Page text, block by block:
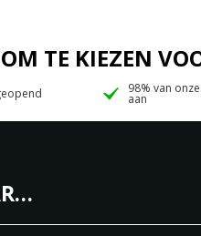
TE KIEZEN
98% van
aan